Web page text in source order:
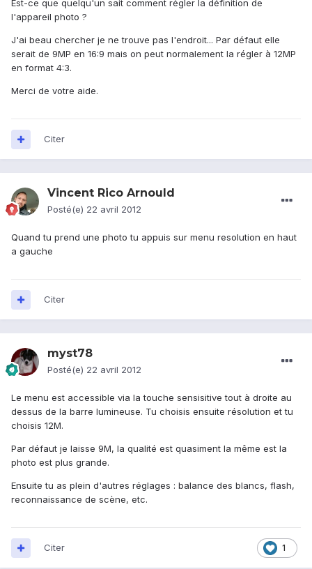
Est-ce que quelqu'un sait comment régler la définition de
l'appareil photo ?
J'ai beau chercher je ne trouve pas l'endroit... Par défaut elle
serait de 9MP en 16:9 mais on peut normalement la régler à 12MP
en format 4:3.
Merci de votre aide.
Citer
Vincent Rico Arnould
Posté(e) 22 avril 2012
Quand tu prend une photo tu appuis sur menu resolution en haut
a gauche
Citer
myst78
Posté(e) 22 avril 2012
Le menu est accessible via la touche sensisitive tout à droite au
dessus de la barre lumineuse. Tu choisis ensuite résolution et tu
choisis 12M.
Par défaut je laisse 9M, la qualité est quasiment la même est la
photo est plus grande.
Ensuite tu as plein d'autres réglages : balance des blancs, flash,
reconnaissance de scène, etc.
1
Citer